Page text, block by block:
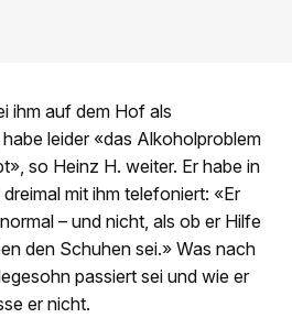
ihm auf dem Hof als
leider «das Alkoholproblem
so Heinz H. weiter. Er habe in
mit ihm telefoniert: «Er
– und nicht, als ob er Hilfe
den Schuhen sei.» Was nach
passiert sei und wie er
er nicht.